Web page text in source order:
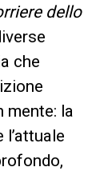
dello
che
mente: la
l’attuale